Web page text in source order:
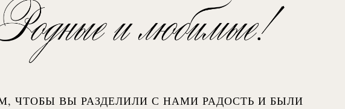
ЧТОБЫ ВЫ РАЗДЕЛИЛИ С НАМИ РАДОСТЬ И БЫЛИ